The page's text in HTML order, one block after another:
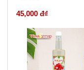
45,000 đ₫